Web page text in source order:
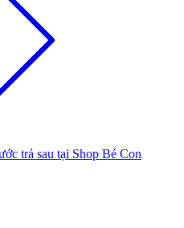
trả sau tại Shop Bé Con